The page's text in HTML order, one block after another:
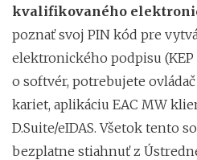
kvalifikovaného
poznať svoj PIN kód pre
elektronického podpisu (KEP
o softvér, potrebujete
kariet, aplikáciu EAC MW
D.Suite/eIDAS. Všetok tento
bezplatne stiahnuť z